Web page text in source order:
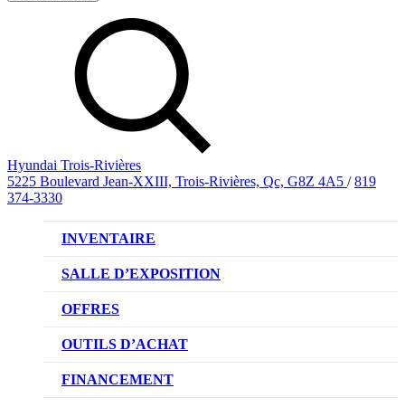
Hyundai Trois-Rivières
5225 Boulevard Jean-XXIII, Trois-Rivières, Qc, G8Z 4A5 / 819
374-3330
INVENTAIRE
VÉHICULES NEUFS
VÉHICULES D’OCCASION
SALLE D’EXPOSITION
OFFRES
OFFRE DE VÉHICULES NEUFS
OFFRES DU CONCESSIONNAIRE
OUTILS D’ACHAT
CL!QUEZ ET ACHETEZ HYUNDAI
FINANCEMENT